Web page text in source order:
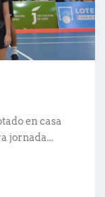
en casa
jornada...